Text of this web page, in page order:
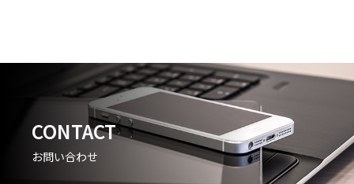
CONTACT
お問い合わせ